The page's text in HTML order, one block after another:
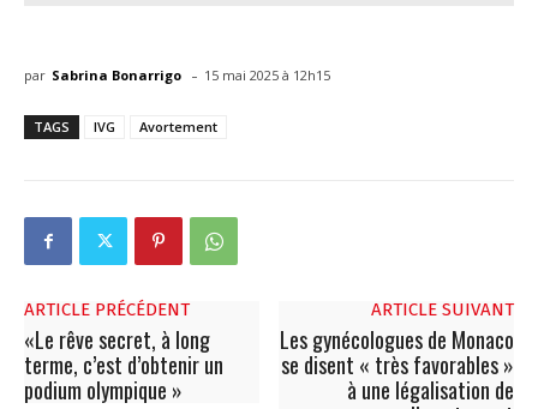
par Sabrina Bonarrigo - 15 mai 2025 à 12h15
TAGS IVG Avortement
ARTICLE PRÉCÉDENT
«Le rêve secret, à long
terme, c’est d’obtenir un
podium olympique »
ARTICLE SUIVANT
Les gynécologues de Monaco
se disent « très favorables »
à une légalisation de